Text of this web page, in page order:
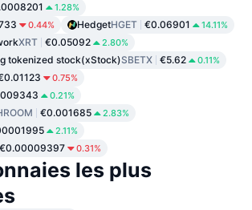
1.28%
0.44% HedgetHGET €0.06901 14.11%
XRT €0.05092 2.80%
tokenized stock(xStock)SBETX €5.62 0.11%
0.75%
0.21%
€0.001685 2.83%
2.11%
€0.00009397 0.31%
les plus